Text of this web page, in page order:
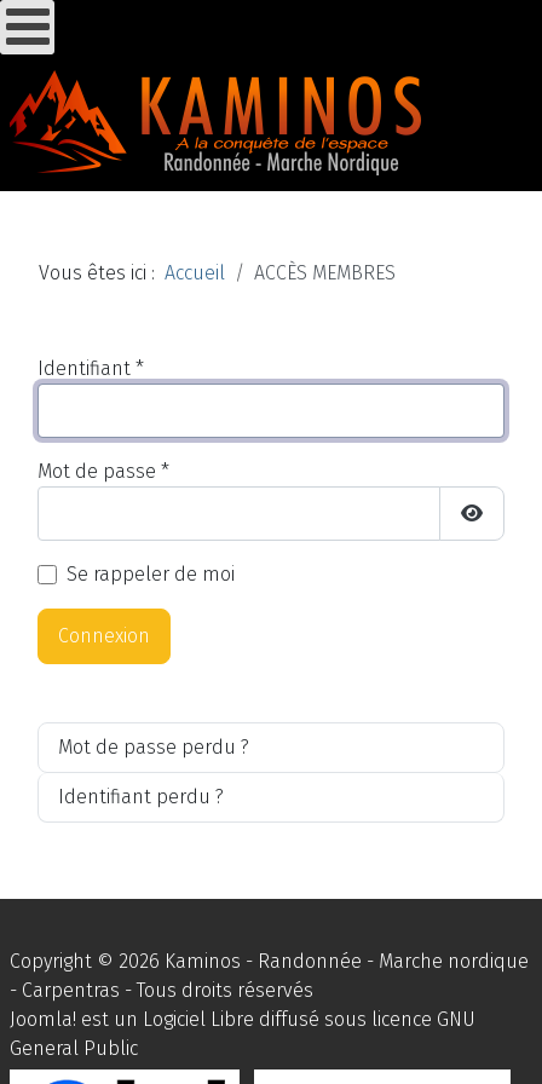
Vous êtes ici : Accueil ACCÈS MEMBRES
Identifiant *
Mot de passe *
Se rappeler de moi
Connexion
Mot de passe perdu ?
Identifiant perdu ?
Copyright © 2026 Kaminos - Randonnée - Marche nordique
- Carpentras - Tous droits réservés
Joomla! est un Logiciel Libre diffusé sous licence GNU
General Public